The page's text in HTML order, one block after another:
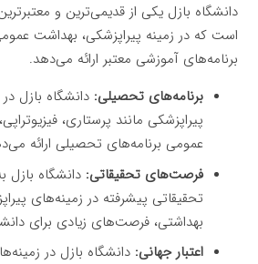
دانشگاه بازل یکی از قدیمی‌ترین و
است که در زمینه پیراپزشکی، بهداشت
برنامه‌های آموزشی معتبر ارائه می‌دهد.
برنامه‌های تحصیلی: دانشگاه بازل
پیراپزشکی مانند پرستاری،
عمومی برنامه‌های تحصیلی ارائه
فرصت‌های تحقیقاتی: دانشگاه بازل
تحقیقاتی پیشرفته در زمینه‌های
بهداشتی، فرصت‌های زیادی برای
اعتبار جهانی: دانشگاه بازل در